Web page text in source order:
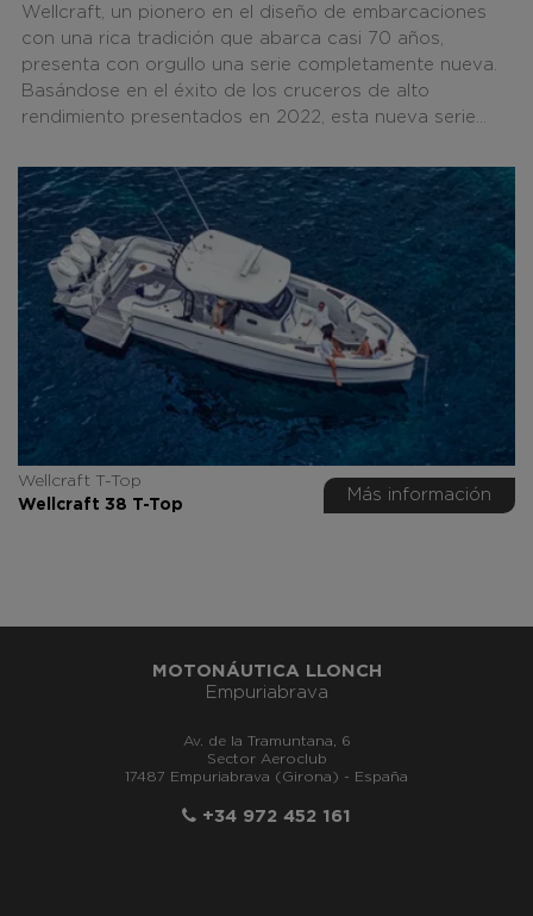
Wellcraft, un pionero en el diseño de embarcaciones
con una rica tradición que abarca casi 70 años,
presenta con orgullo una serie completamente nueva.
Basándose en el éxito de los cruceros de alto
rendimiento presentados en 2022, esta nueva serie...
Wellcraft T-Top
Wellcraft 38 T-Top
Más información
MOTONÁUTICA LLONCH
Empuriabrava
Av. de la Tramuntana, 6
Sector Aeroclub
17487 Empuriabrava (Girona) - España
+34 972 452 161